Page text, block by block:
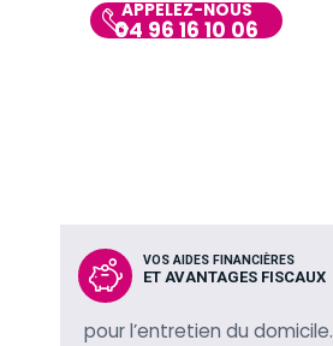
APPELEZ-NOUS
04 96 16 10 06
VOS AIDES FINANCIÈRES
ET AVANTAGES FISCAUX
pour l’entretien du domicile.